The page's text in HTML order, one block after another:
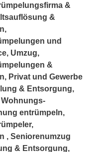
&
&
und
Umzug,
&
Privat und Gewerbe
& Entsorgung,
entrümpeln,
, Seniorenumzug
& Entsorgung,